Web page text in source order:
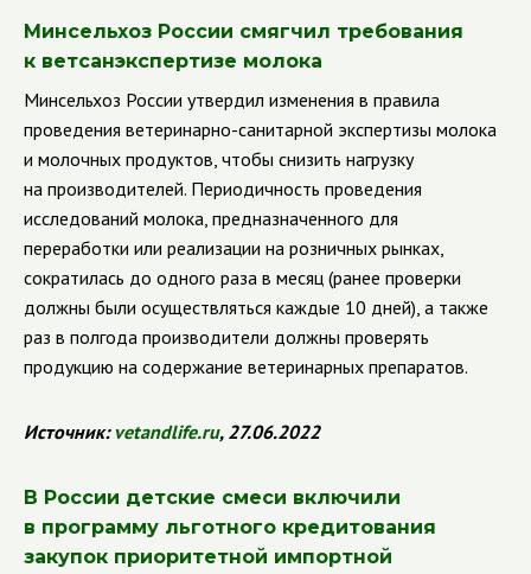
Минсельхоз России смягчил требования
к ветсанэкспертизе молока
Минсельхоз России утвердил изменения в правила
проведения ветеринарно-санитарной экспертизы молока
и молочных продуктов, чтобы снизить нагрузку
на производителей. Периодичность проведения
исследований молока, предназначенного для
переработки или реализации на розничных рынках,
сократилась до одного раза в месяц (ранее проверки
должны были осуществляться каждые 10 дней), а также
раз в полгода производители должны проверять
продукцию на содержание ветеринарных препаратов.
Источник:vetandlife.ru, 27.06.2022
В России детские смеси включили
в программу льготного кредитования
закупок приоритетной импортной